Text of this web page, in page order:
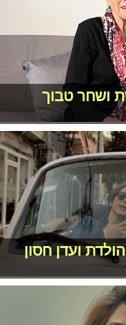
ושחר טבוך
הולדת ועדן חסון